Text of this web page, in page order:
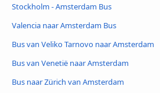
Stockholm - Amsterdam Bus
Valencia naar Amsterdam Bus
Bus van Veliko Tarnovo naar Amsterdam
Bus van Venetië naar Amsterdam
Bus naar Zürich van Amsterdam